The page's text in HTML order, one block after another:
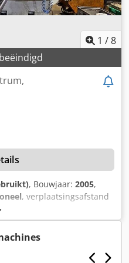
1 /8
, Bouwjaar: 2005,
, verplaatsingsafstand
mm, controller model:
12.000 rpm
X-as: 2 x 750
mm Verplaatsingsweg Z-